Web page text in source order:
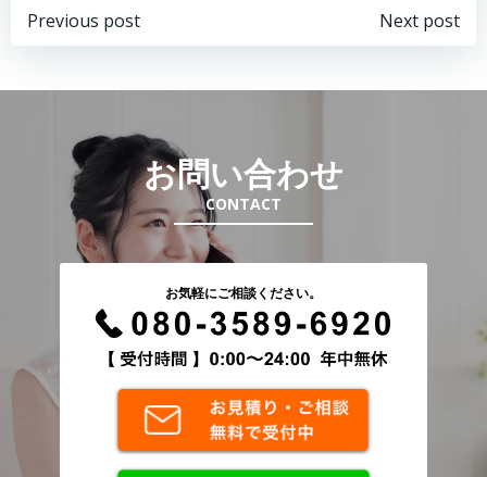
投
稿
ナ
ビ
ョ
Previous post
投
稿
ビ
ゲ
ー
シ
ョ
ン
Next post
お問い合わせ
CONTACT
お気軽にご相談ください。